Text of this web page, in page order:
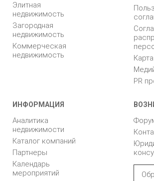
Элитная
недвижимость
Загородная
недвижимость
Коммерческая
недвижимость
PR
ИНФОРМАЦИЯ
Аналитика
недвижимости
Каталог компаний
Партнеры
Календарь
мероприятий